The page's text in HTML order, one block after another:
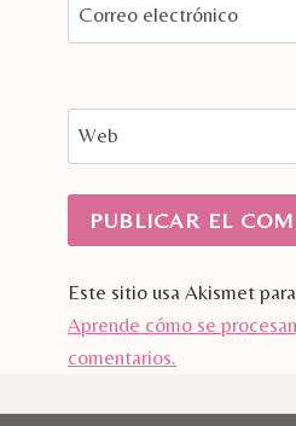
Correo electrónico
Web
Este sitio usa Akismet
Aprende cómo se
comentarios.